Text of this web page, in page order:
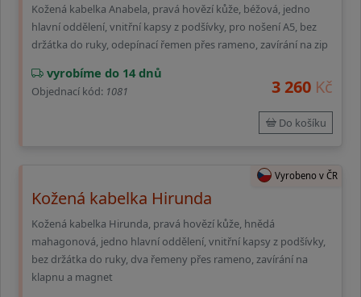
Kožená kabelka Anabela, pravá hovězí kůže, béžová, jedno
hlavní oddělení, vnitřní kapsy z podšívky, pro nošení A5, bez
držátka do ruky, odepínací řemen přes rameno, zavírání na zip
vyrobíme do 14 dnů
Objednací kód: 1081 3 260 Kč
Do košíku
Vyrobeno v ČR
Kožená kabelka Hirunda
Kožená kabelka Hirunda, pravá hovězí kůže, hnědá
mahagonová, jedno hlavní oddělení, vnitřní kapsy z podšívky,
bez držátka do ruky, dva řemeny přes rameno, zavírání na
klapnu a magnet